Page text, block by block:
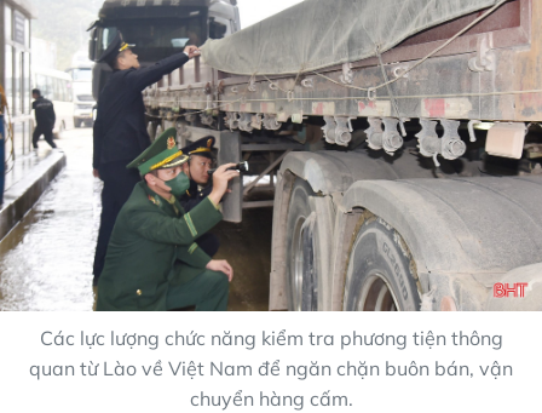
Các lực lượng chức năng kiểm tra phương tiện thông
quan từ Lào về Việt Nam để ngăn chặn buôn bán, vận
chuyển hàng cấm.